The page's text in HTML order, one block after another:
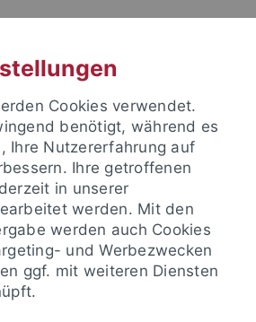
EINRICHTUNGEN
Cookies verwendet.
benötigt, während es
Ihre Nutzererfahrung auf
Ihre getroffenen
in unserer
werden. Mit den
werden auch Cookies
und Werbezwecken
ggf. mit weiteren Diensten